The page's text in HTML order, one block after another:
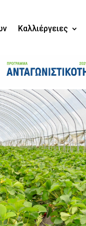
Καλλιέργειες
Καλλιέργειες